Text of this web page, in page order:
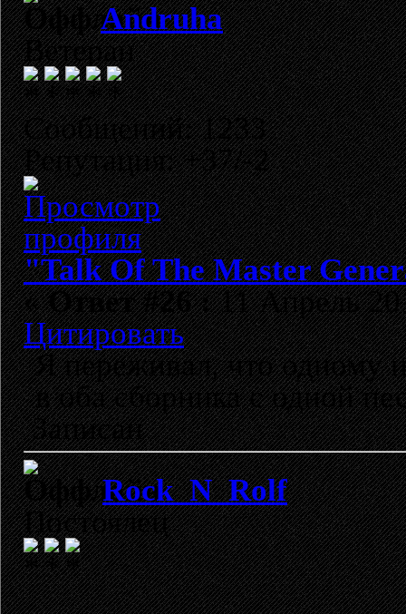
Andruha
Ветеран
Сообщений: 1233
Репутация: +37/-2
"Talk Of The Master
«Ответ #26 :11 Апрель
Цитировать
Я переживал, что одному
в оба сборника с одной
Записан
Rock_N_Rolf
Постоялец